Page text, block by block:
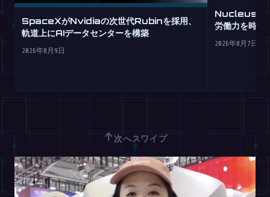
SpaceXがNvidiaの次世代Rubinを採用、
軌道上にAIデータセンターを構築
2026年8月9日
Nucleusが
労働力を時間
2026年8月7日
↑ 次へスワイプ